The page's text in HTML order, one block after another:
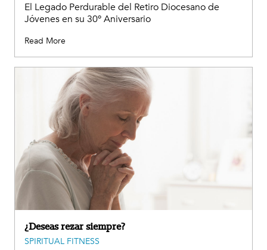
El Legado Perdurable del Retiro Diocesano de
Jóvenes en su 30º Aniversario
Read More
¿Deseas rezar siempre?
SPIRITUAL FITNESS